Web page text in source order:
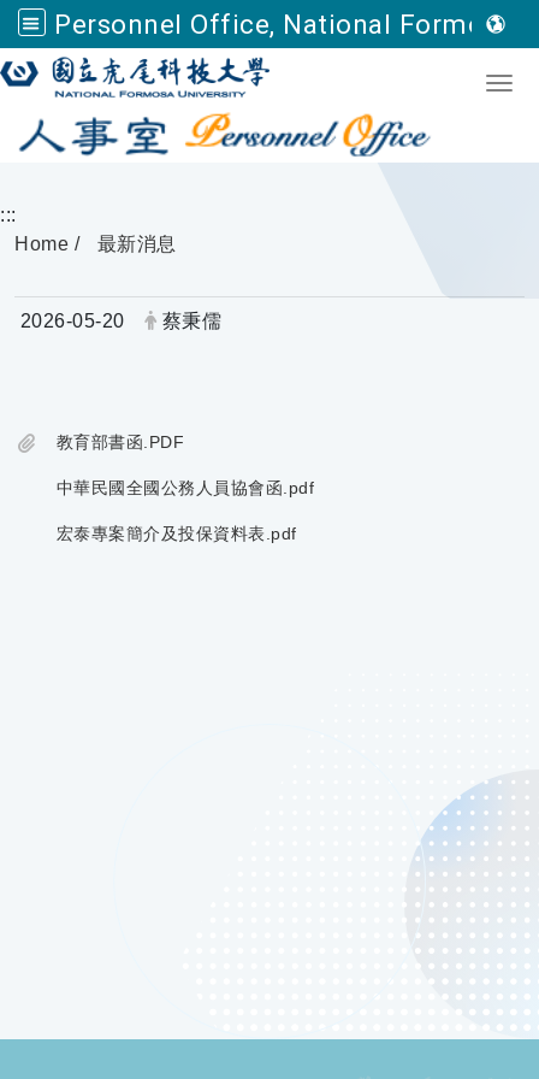
Personnel Office, National Formosa University
Go to main content
:::
Home
最新消息
Date:
2026-05-20 Author:
蔡秉儒
教育部書函.PDF
中華民國全國公務人員協會函.pdf
宏泰專案簡介及投保資料表.pdf